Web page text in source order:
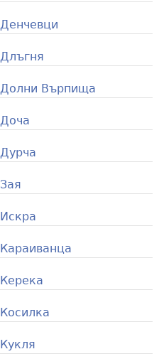
Денчевци
Длъгня
Долни Върпища
Доча
Дурча
Зая
Искра
Караиванца
Керека
Косилка
Кукля